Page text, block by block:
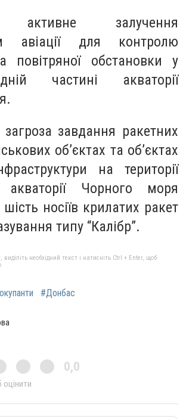
активне залучення
авіації для контролю
повітряної обстановки у
частині акваторії
загроза завдання ракетних
об’єктах та об’єктах
на території
Чорного моря
носіїв крилатих ракет
типу “Калібр”.
необхідний текст і натисніть Ctrl + Enter, щоб
#Донбас
0,0